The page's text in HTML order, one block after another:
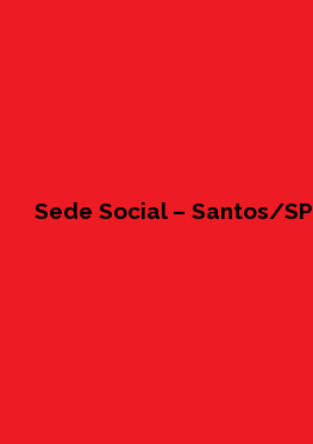
Sede Social – Santos/SP